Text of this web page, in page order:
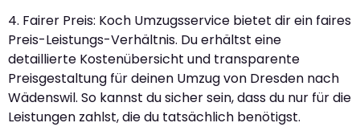
4. Fairer Preis: Koch Umzugsservice bietet dir ein faires
Preis-Leistungs-Verhältnis. Du erhältst eine
detaillierte Kostenübersicht und transparente
Preisgestaltung für deinen Umzug von Dresden nach
Wädenswil. So kannst du sicher sein, dass du nur für die
Leistungen zahlst, die du tatsächlich benötigst.